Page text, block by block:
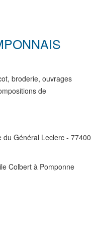
broderie, ouvrages
de
Général Leclerc - 77400
Colbert à Pomponne